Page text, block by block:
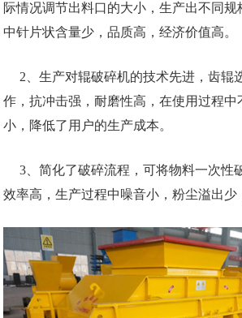
际情况调节出料口的大小，生产出不同规
中针片状含量少，品质高，经济价值高。
2、生产对辊破碎机的技术先进，齿辊
作，抗冲击强，耐磨性高，在使用过程中
小，降低了用户的生产成本。
3、简化了破碎流程，可将物料一次性
效率高，生产过程中噪音小，粉尘溢出少